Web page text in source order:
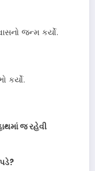
જન્મ કર્યો.
કર્યો.
જ રહેવી